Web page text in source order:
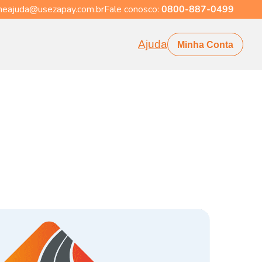
Fale conosco: 0800-887-0499
Ajuda Minha Conta